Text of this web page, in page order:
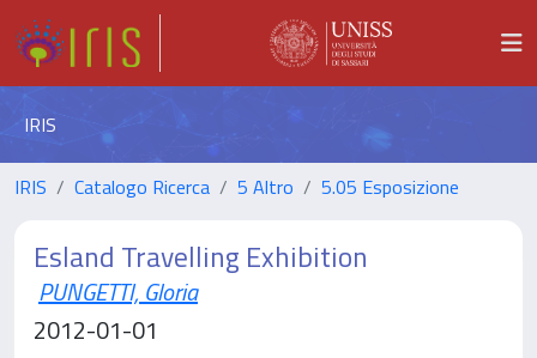
IRIS
IRIS Catalogo Ricerca 5 Altro 5.05 Esposizione
Esland Travelling Exhibition
PUNGETTI, Gloria
2012-01-01